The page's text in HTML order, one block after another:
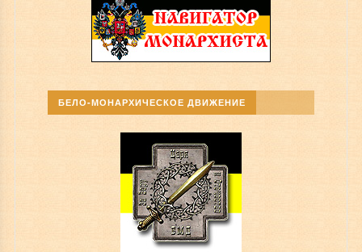
БЕЛО-МОНАРХИЧЕСКОЕ ДВИЖЕНИЕ